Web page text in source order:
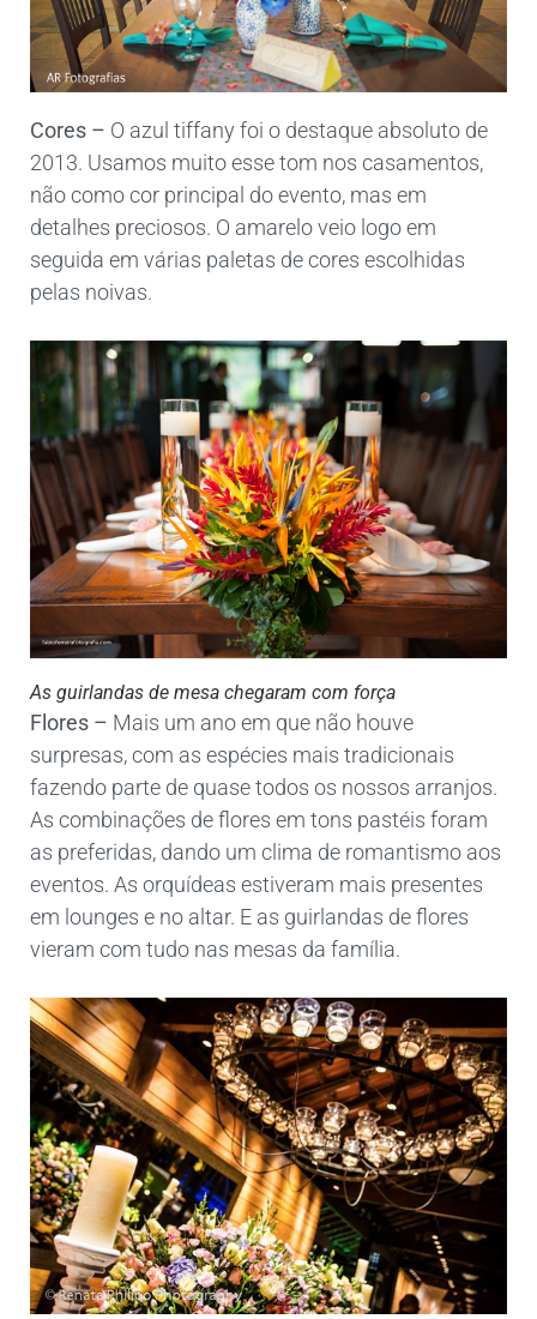
Cores – O azul tiffany foi o destaque absoluto de
2013. Usamos muito esse tom nos casamentos,
não como cor principal do evento, mas em
detalhes preciosos. O amarelo veio logo em
seguida em várias paletas de cores escolhidas
pelas noivas.
As guirlandas de mesa chegaram com força
Flores – Mais um ano em que não houve
surpresas, com as espécies mais tradicionais
fazendo parte de quase todos os nossos arranjos.
As combinações de flores em tons pastéis foram
as preferidas, dando um clima de romantismo aos
eventos. As orquídeas estiveram mais presentes
em lounges e no altar. E as guirlandas de flores
vieram com tudo nas mesas da família.